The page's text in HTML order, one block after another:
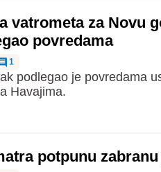
vatrometa za Novu
povredama
1
podlegao je povredama
Havajima.
potpunu